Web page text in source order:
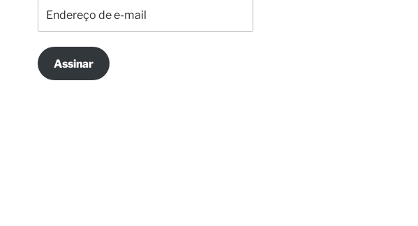
de
e-
mail
Assinar